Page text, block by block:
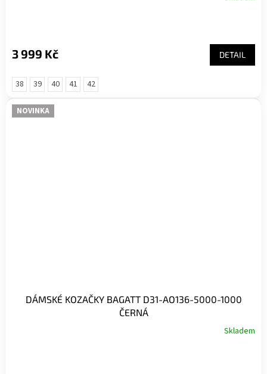
3 999 Kč DETAIL
38 39 40 41 42
NOVINKA
DÁMSKÉ KOZAČKY BAGATT D31-AO136-5000-1000
ČERNÁ
Skladem